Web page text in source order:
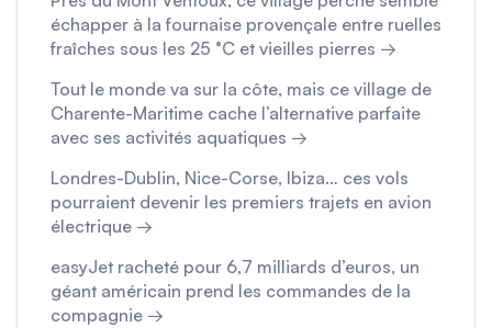
échapper à la fournaise provençale entre ruelles
fraîches sous les 25 °C et vieilles pierres →
Tout le monde va sur la côte, mais ce village de
Charente-Maritime cache l’alternative parfaite
avec ses activités aquatiques →
Londres-Dublin, Nice-Corse, Ibiza… ces vols
pourraient devenir les premiers trajets en avion
électrique →
easyJet racheté pour 6,7 milliards d’euros, un
géant américain prend les commandes de la
compagnie →